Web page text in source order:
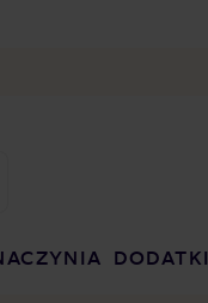
DODATKI